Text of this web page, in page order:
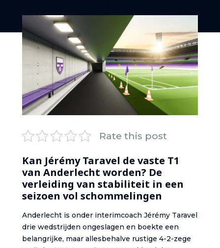
Rate this post
Kan Jérémy Taravel de vaste T1
van Anderlecht worden? De
verleiding van stabiliteit in een
seizoen vol schommelingen
Anderlecht is onder interimcoach Jérémy Taravel
drie wedstrijden ongeslagen en boekte een
belangrijke, maar allesbehalve rustige 4-2-zege